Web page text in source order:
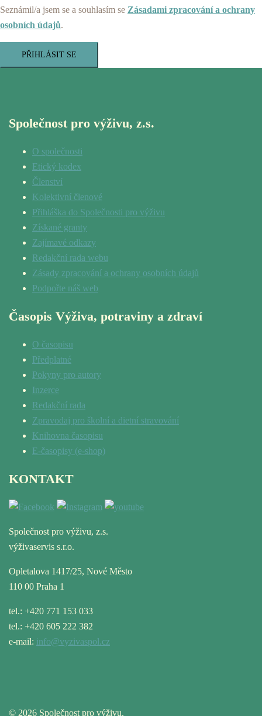
Seznámil/a jsem se a souhlasím se Zásadami zpracování a ochrany
osobních údajů.
PŘIHLÁSIT SE
Společnost pro výživu, z.s.
O společnosti
Etický kodex
Členství
Kolektivní členové
Přihláška do Společnosti pro výživu
Získané granty
Zajímavé odkazy
Redakční rada webu
Zásady zpracování a ochrany osobních údajů
Podpořte náš web
Časopis Výživa, potraviny a zdraví
O časopisu
Předplatné
Pokyny pro autory
Inzerce
Redakční rada
Zpravodaj pro školní a dietní stravování
Knihovna časopisu
E-časopisy (e-shop)
KONTAKT
Společnost pro výživu, z.s.
výživaservis s.r.o.
Opletalova 1417/25, Nové Město
110 00 Praha 1
tel.: +420 771 153 033
tel.: +420 605 222 382
e-mail: info@vyzivaspol.cz
© 2026 Společnost pro výživu.